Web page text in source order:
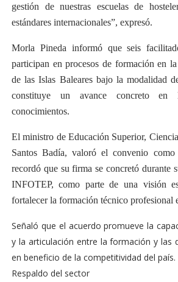
gestión de nuestras escuelas de
estándares internacionales”, expresó.
Morla Pineda informó que seis
participan en procesos de formación en
de las Islas Baleares bajo la modalidad
constituye un avance concreto en
conocimientos.
El ministro de Educación Superior,
Santos Badía, valoró el convenio
recordó que su firma se concretó durante
INFOTEP, como parte de una visión
fortalecer la formación técnico profesional
Señaló que el acuerdo promueve la
y la articulación entre la formación y las
en beneficio de la competitividad del país.
Respaldo del sector